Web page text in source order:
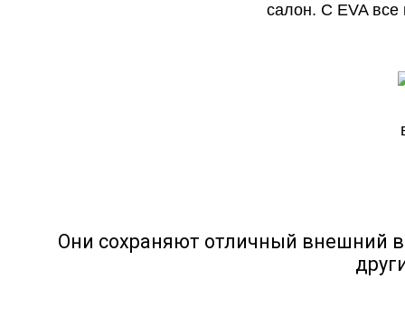
салон. С EVA все
Они сохраняют отличный внешний